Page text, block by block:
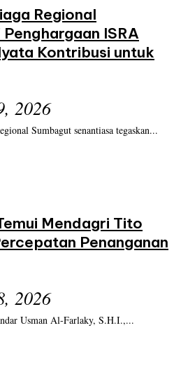
Regional
ISRA
Kontribusi untuk
2026
Sumbagut senantiasa tegaskan...
Mendagri Tito
Penanganan
2026
Usman Al-Farlaky, S.H.I.,...